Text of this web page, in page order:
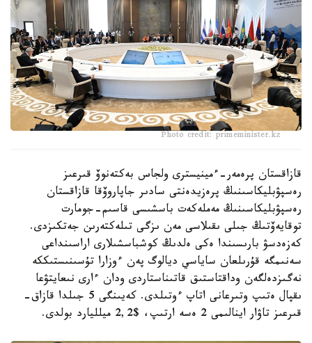
Photo credit: primeminister.kz
قازاقستان پرەمەر-ءمينيسترى ولجاس بەكتەنوۆ قىرعىز
رەسپۋبليكاسىنىڭ پرەزيدەنتى سادىر جاپاروۆقا قازاقستان
رەسپۋبليكاسىنىڭ مەملەكەت باسشىسى قاسىم-جومارت
توقايەۆتىڭ جىلى ىقىلاسى مەن ىزگى تىلەكتەرىن جەتكىزدى.
كەزەدسۋ بارىسىندا ەكى ەلدىڭ كوشباسشىلارى اراسىنداعى
سەنىمگە قۇرىلعان ساياسي ديالوگ پەن ءوزارا تۇسىنىستىككە
نەگىزدەلگەن وداقتاستىق قاتىناستاردى ودان ءارى نىعايتۋعا
ىقپال ەتىپ وتىرعانى اتاپ ءوتىلدى. كەيىنگى 5 جىلدا قازاق-
قىرعىز تاۋار اينالىمى 2 ەسە ارتىپ، $2,2 ميلليارد بولدى.